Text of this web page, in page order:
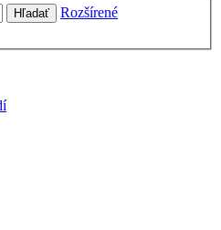
Hľadať
Rozšírené